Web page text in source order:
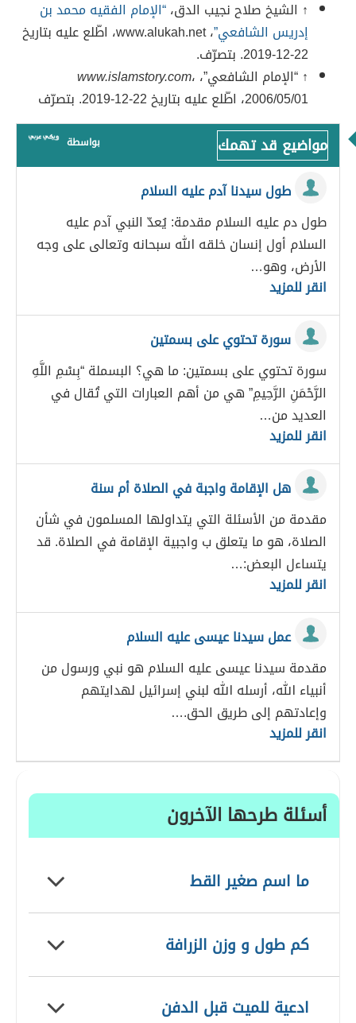
↑ الشيخ صلاح نجيب الدق،“الإمام الفقيه محمد بن
إدريس الشافعي”
، www.alukah.net، اطّلع عليه بتاريخ
22-12-2019. بتصرّف.
↑ “الإمام الشافعي”، www.islamstory.com،
2006/05/01، اطّلع عليه بتاريخ 22-12-2019. بتصرّف
مواضيع قد تهمك بواسطة
طول سيدنا آدم عليه السلام
طول دم عليه السلام مقدمة: يُعدّ النبي آدم عليه
السلام أول إنسان خلقه الله سبحانه وتعالى على وجه
الأرض، وهو…
انقر للمزيد
سورة تحتوي على بسمتين
سورة تحتوي على بسمتين: ما هي؟ البسملة “بِسْمِ اللَّهِ
الرَّحْمَنِ الرَّحِيمِ” هي من أهم العبارات التي تُقال في
العديد من…
انقر للمزيد
هل الإقامة واجبة في الصلاة أم سنة
مقدمة من الأسئلة التي يتداولها المسلمون في شأن
الصلاة، هو ما يتعلق ب واجبية الإقامة في الصلاة. قد
يتساءل البعض:…
انقر للمزيد
عمل سيدنا عيسى عليه السلام
مقدمة سيدنا عيسى عليه السلام هو نبي ورسول من
أنبياء الله، أرسله الله لبني إسرائيل لهدايتهم
وإعادتهم إلى طريق الحق.…
انقر للمزيد
أسئلة طرحها الآخرون
ما اسم صغير القط
كم طول و وزن الزرافة
ادعية للميت قبل الدفن